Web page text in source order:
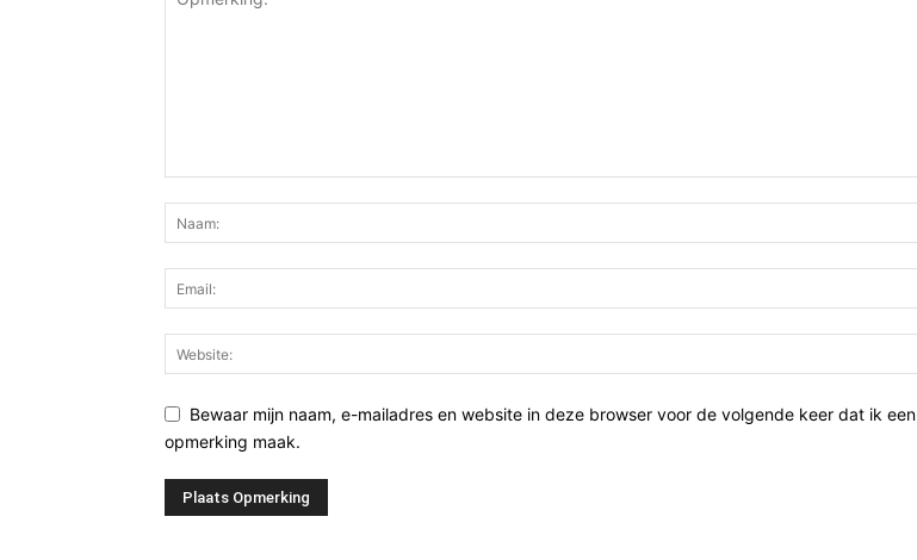
Bewaar mijn naam, e-mailadres en website in deze browser voor de volgende keer dat ik een
opmerking maak.